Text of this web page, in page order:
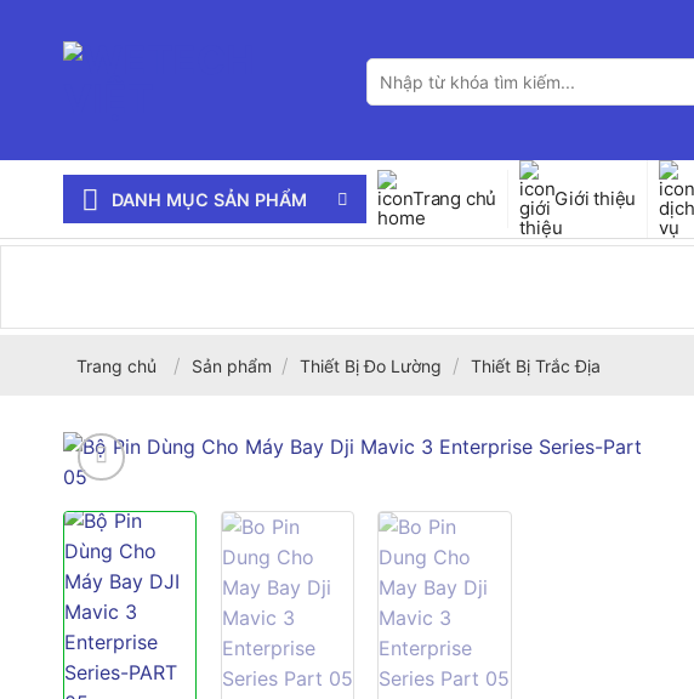
Tìm
kiếm:
DANH MỤC SẢN PHẨM Trang chủ Giới thiệu
Trang chủ / Sản phẩm / Thiết Bị Đo Lường / Thiết Bị Trắc Địa